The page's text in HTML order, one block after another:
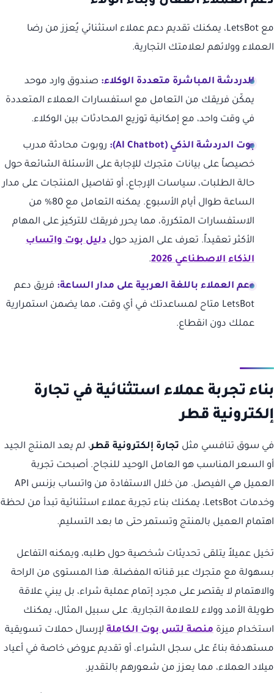
مع LetsBot، يمكنك تقديم دعم عملاء استثنائي يُعزز من رضا
العملاء وولائهم لعلامتك التجارية.
الدردشة المباشرة متعددة الوكلاء: صندوق وارد موحد
يمكّن فريقك من التعامل مع استفسارات العملاء المتعددة
في وقت واحد، مع إمكانية توزيع المحادثات بين الوكلاء.
بوت الدردشة الذكي (AI Chatbot):
روبوت محادثة مدرب
خصيصاً على بيانات متجرك للإجابة على الأسئلة الشائعة حول
حالة الطلبات، سياسات الإرجاع، أو تفاصيل المنتجات على مدار
الساعة طوال أيام الأسبوع. يمكنه التعامل مع 80% من
الاستفسارات المتكررة، مما يحرر فريقك للتركيز على المهام
الأكثر تعقيداً. تعرف على المزيد حول دليل بوت واتساب
الذكاء الاصطناعي 2026
.
دعم العملاء باللغة العربية على مدار الساعة: فريق دعم
LetsBot متاح لمساعدتك في أي وقت، مما يضمن استمرارية
عملك دون انقطاع.
بناء تجربة عملاء استثنائية في تجارة
إلكترونية قطر
في سوق تنافسي مثل تجارة إلكترونية قطر، لم يعد المنتج الجيد
أو السعر المناسب هو العامل الوحيد للنجاح. أصبحت تجربة
العميل هي الفيصل. من خلال الاستفادة من واتساب بزنس API
وخدمات LetsBot، يمكنك بناء تجربة عملاء استثنائية تبدأ من لحظة
اهتمام العميل بالمنتج وتستمر حتى ما بعد التسليم.
تخيل عميلاً يتلقى تحديثات شخصية حول طلبه، ويمكنه التفاعل
بسهولة مع متجرك عبر قناته المفضلة. هذا المستوى من الراحة
والاهتمام لا يقتصر على مجرد إتمام عملية شراء، بل يبني علاقة
طويلة الأمد وولاء للعلامة التجارية. على سبيل المثال، يمكنك
استخدام ميزة منصة لتس بوت الكاملة لإرسال حملات تسويقية
مستهدفة بناءً على سجل الشراء، أو تقديم عروض خاصة في أعياد
ميلاد العملاء، مما يعزز من شعورهم بالتقدير.